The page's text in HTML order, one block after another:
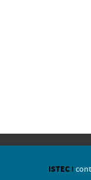
ISTEC I